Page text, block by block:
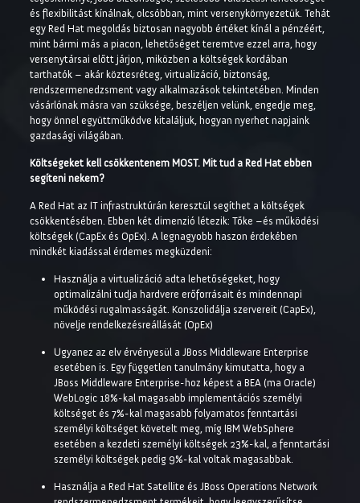
és flexibilitást kínálnak, olcsóbban, mint versenykörnyezetük. Tehát
egy Red Hat megoldás biztosan nagyobb értéket kínál a pénzéért,
mint bármi más a piacon, lehetőséget teremtve ezzel arra, hogy
versenytársai előtt járjon, miközben a költségek kordában
tarthatók – akár köztesréteg, virtualizáció, biztonság,
rendszermenedzsment vagy alkalmazások tekintetében. Minden
vásárlónak másra van szüksége, beszéljen velünk, engedje meg,
hogy önnel együttműködve kitaláljuk, hogyan nyerhet napjaink
gazdasági világában.
Költségeket kell csökkentenem MOST. Mit tud a Red Hat ebben
segíteni nekem?
A Red Hat az IT infrastruktúrán keresztül segíthet a költségek
csökkentésében. Ebben két dimenzió létezik: Tőke –és működési
költségek (CapEx és OpEx). A legnagyobb haszon érdekében
mindkét kiadással érdemes megküzdeni:
Használja a virtualizáció adta lehetőségeket, hogy
optimalizálni tudja hardvere erőforrásait és mindennapi
működési rugalmasságát. Konszolidálja szervereit (CapEx),
növelje rendelkezésreállását (OpEx)
Ugyanez az elv érvényesül a JBoss Middleware Enterprise
esetében is. Egy független tanulmány kimutatta, hogy a
JBoss Middleware Enterprise-hoz képest a BEA (ma Oracle)
WebLogic 18%-kal magasabb implementációs személyi
költséget és 7%-kal magasabb folyamatos fenntartási
személyi költséget követelt meg, míg IBM WebSphere
esetében a kezdeti személyi költségek 23%-kal, a fenntartási
személyi költségek pedig 9%-kal voltak magasabbak.
Használja a Red Hat Satellite és JBoss Operations Network